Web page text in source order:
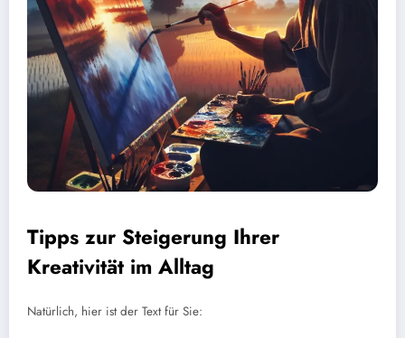
Tipps zur Steigerung Ihrer
Kreativität im Alltag
Natürlich, hier ist der Text für Sie: